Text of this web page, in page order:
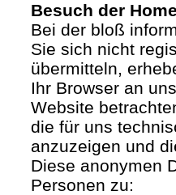
Besuch der
Bei der bloß
Sie sich nicht
übermitteln,
Ihr Browser an
Website
die für uns
anzuzeigen und
Diese anonymen
Personen zu: